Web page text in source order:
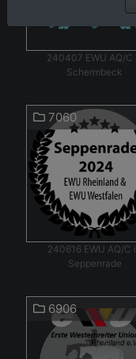
240407 EWU AQ/C
Schermbeck
7060
240616 EWU AQ/C
Seppenrade
6906